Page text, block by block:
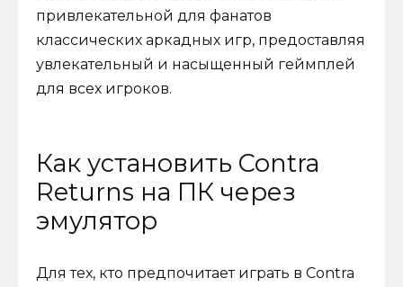
привлекательной для фанатов
классических аркадных игр, предоставляя
увлекательный и насыщенный геймплей
для всех игроков.
Как установить Contra
Returns на ПК через
эмулятор
Для тех, кто предпочитает играть в Contra